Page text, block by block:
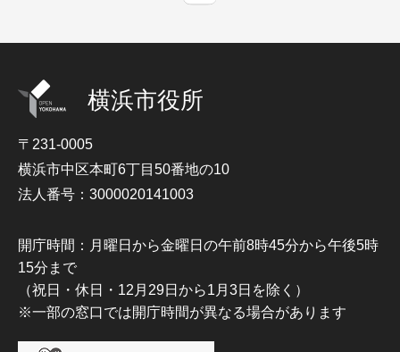
横浜市役所
〒231-0005
横浜市中区本町6丁目50番地の10
法人番号：3000020141003
開庁時間：月曜日から金曜日の午前8時45分から午後5時
15分まで
（祝日・休日・12月29日から1月3日を除く）
※一部の窓口では開庁時間が異なる場合があります